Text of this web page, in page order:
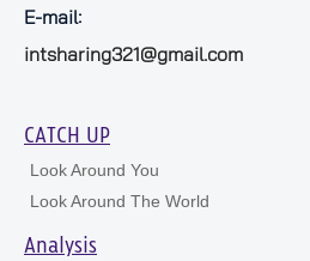
E-mail:
intsharing321@gmail.com
CATCH UP
Look Around You
Look Around The World
Analysis